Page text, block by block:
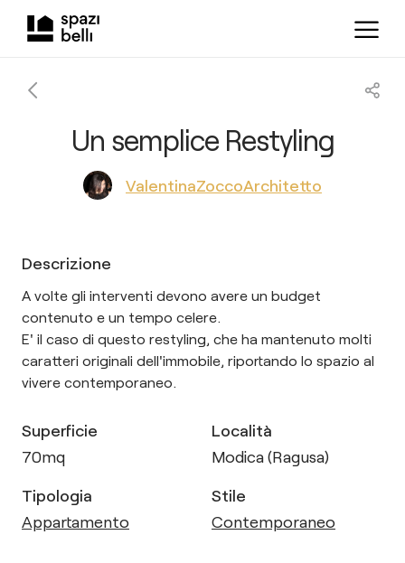
Un semplice Restyling
ValentinaZoccoArchitetto
Descrizione
A volte gli interventi devono avere un budget
contenuto e un tempo celere.
E' il caso di questo restyling, che ha mantenuto molti
caratteri originali dell'immobile, riportando lo spazio al
vivere contemporaneo.
Superficie
70mq
Località
Modica (Ragusa)
Tipologia
Appartamento
Stile
Contemporaneo